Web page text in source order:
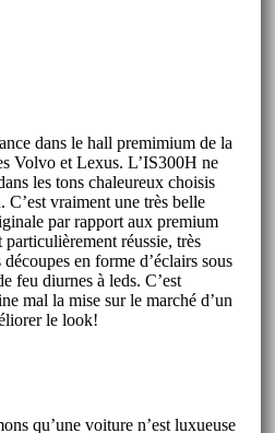
dans le hall premimium de la
Volvo et Lexus. L’IS300H ne
les tons chaleureux choisis
C’est vraiment une très belle
par rapport aux premium
réussie, très
en forme d’éclairs sous
feu diurnes à leds. C’est
mal la mise sur le marché d’un
le look!
qu’une voiture n’est luxueuse